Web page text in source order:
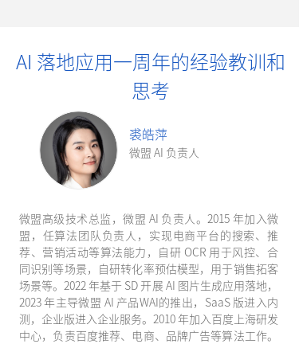
裘皓萍
微盟 AI 负责人
微盟高级技术总监，微盟 AI 负责人。2015 年加入微
盟，任算法团队负责人，实现电商平台的搜索、推
荐、营销活动等算法能力，自研 OCR 用于风控、合
同识别等场景，自研转化率预估模型，用于销售拓客
场景等。2022 年基于 SD 开展 AI 图片生成应用落地，
2023 年主导微盟 AI 产品WAI的推出，SaaS 版进入内
测，企业版进入企业服务。2010 年加入百度上海研发
中心，负责百度推荐、电商、品牌广告等算法工作。
AI 落地应用一周年的经验教训和
思考